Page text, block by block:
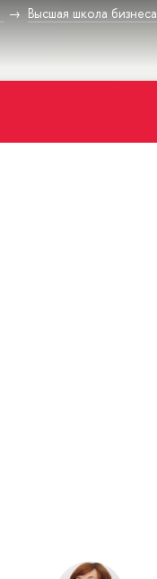
Высшая школа бизнеса